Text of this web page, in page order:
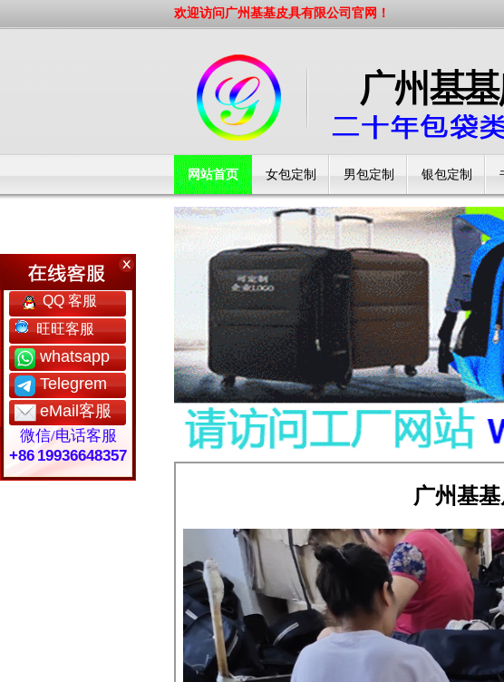
欢迎访问广州基基皮具有限公司官网！
网站首页 女包定制 男包定制 银包定制
工厂简介
QQ 客服
旺旺客服
whatsapp
Telegrem
eMail客服
微信/电话客服
+86 19936648357